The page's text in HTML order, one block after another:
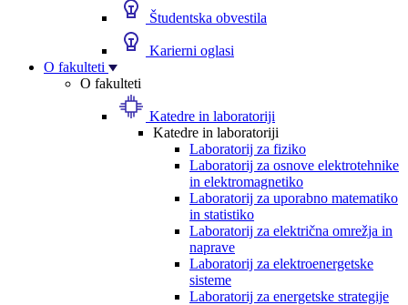
Študentska obvestila
Karierni oglasi
O fakulteti
O fakulteti
Katedre in laboratoriji
Katedre in laboratoriji
Laboratorij za fiziko
Laboratorij za osnove elektrotehnike
in elektromagnetiko
Laboratorij za uporabno matematiko
in statistiko
Laboratorij za električna omrežja in
naprave
Laboratorij za elektroenergetske
sisteme
Laboratorij za energetske strategije